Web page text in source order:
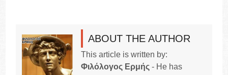
ABOUT THE AUTHOR
This article is written by:
Φιλόλογος Ερμής - He has